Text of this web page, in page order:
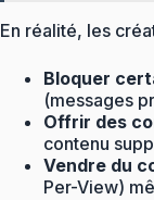
En réalité, les
Bloquer
(messages
Offrir des
contenu
Vendre du
Per-View)